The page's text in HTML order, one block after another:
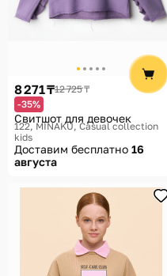
8 271 ₸12 725 ₸
-35%
Свитшот для девочек
122 MINAKU, Casual collection
kids
Доставим бесплатно 16
августа